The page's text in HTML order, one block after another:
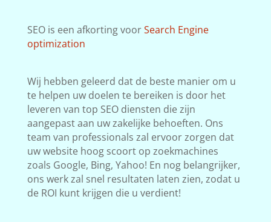
SEO is een afkorting voorSearch Engine
optimization
Wij hebben geleerd dat de beste manier om u
te helpen uw doelen te bereiken is door het
leveren van top SEO diensten die zijn
aangepast aan uw zakelijke behoeften. Ons
team van professionals zal ervoor zorgen dat
uw website hoog scoort op zoekmachines
zoals Google, Bing, Yahoo! En nog belangrijker,
ons werk zal snel resultaten laten zien, zodat u
de ROI kunt krijgen die u verdient!